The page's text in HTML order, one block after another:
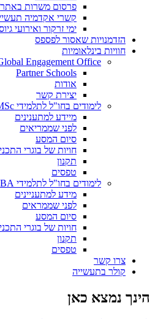
פרסום משרות באתר
קשרי אקדמיה
ימי זרקור ואירועי
הזדמנויות שאסור לפספס
חוויות בינלאומיות
Engagement Office
Partner Schools
אודות
יצירת קשר
לימודים בחו"ל לתלמידי MBA/MSc
מיידע למתענינים
לפני שממריאים
סיום המסע
חויות של בוגרי
תקנון
טפסים
לימודים בחו"ל לתלמידי BA
מידע למתעניינים
לפני שממראים
סיום המסע
חויות של בוגרי
תקנון
טפסים
צרו קשר
קולר בתעשייה
הינך נמצא כאן